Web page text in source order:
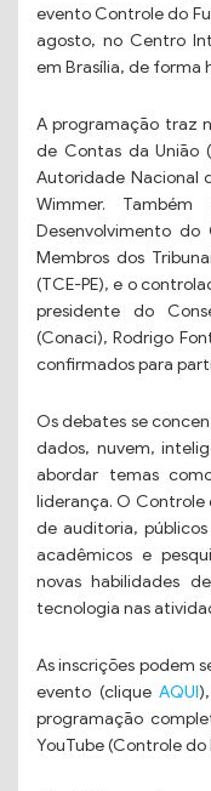
evento Controle do
agosto, no Centro
em Brasília, de forma
A programação traz
de Contas da União
Autoridade Nacional
Wimmer.
Desenvolvimento do
Membros dos
(TCE-PE), e o
presidente do
(Conaci), Rodrigo
confirmados para
Os debates se
dados, nuvem,
abordar temas
liderança. O Controle
de auditoria,
acadêmicos e
novas habilidades
tecnologia nas
As inscrições podem
evento (cliqueAQUI
programação
YouTube (Controle do